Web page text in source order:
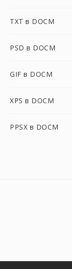
TXT в DOCM
PSD в DOCM
GIF в DOCM
XPS в DOCM
PPSX в DOCM